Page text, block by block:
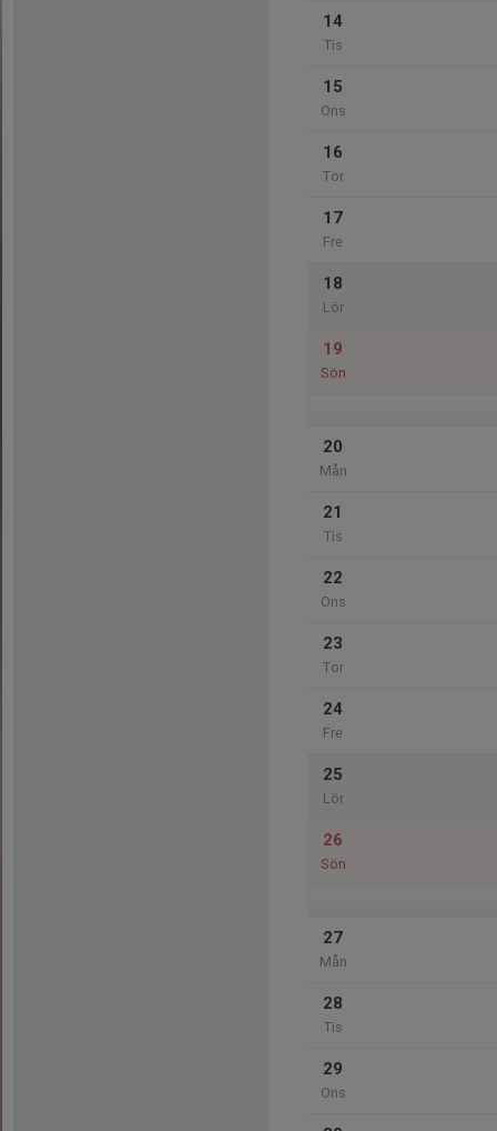
14
Tis
15
Ons
16
Tor
17
Fre
18
Lör
19
Sön
20
Mån
21
Tis
22
Ons
23
Tor
24
Fre
25
Lör
26
Sön
27
Mån
28
Tis
29
Ons